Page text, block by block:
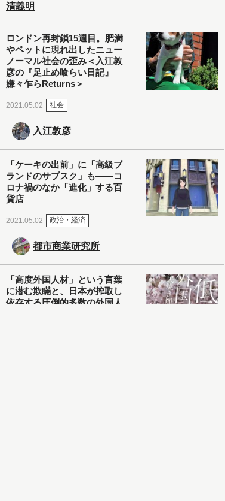
清義明
ロンドン再封鎖15週目。肥満
やペットに現れ出したニュー
ノーマル社会の歪み＜入江敦
彦の『足止め喰らい日記』
嫌々乍らReturns＞
2021.05.02 社会
入江敦彦
「ケーキの出前」に「高級ブ
ランドのサブスク」も――コ
ロナ禍のなか「進化」する百
貨店
2021.05.02 政治・経済
都市商業研究所
「高度外国人材」という言葉
に潜む欺瞞と、日本が搾取し
依存する圧倒的多数の外国人